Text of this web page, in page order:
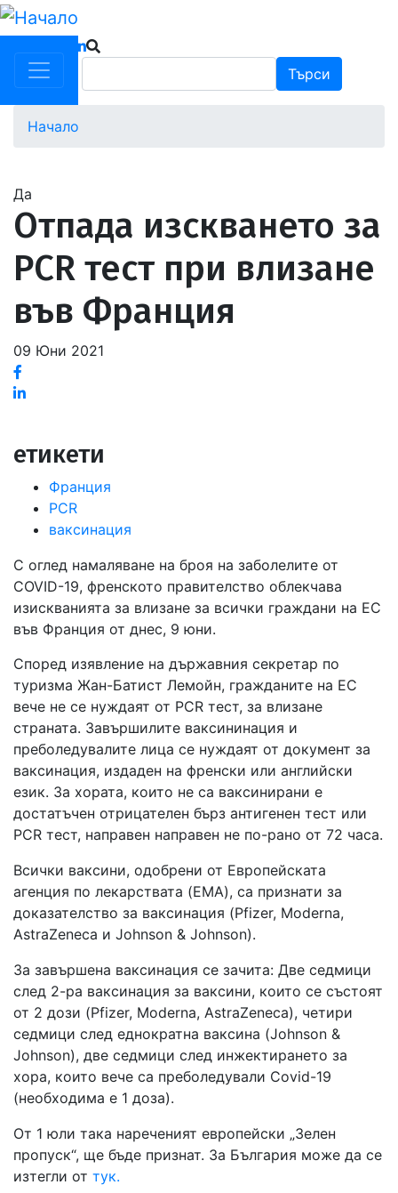
Премини
към
основното
съдържание
Търси
Начало
снимка
Да
Отпада изскването за
PCR тест при влизане
във Франция
09 Юни 2021
етикети
Франция
PCR
ваксинация
С оглед намаляване на броя на заболелите от
COVID-19, френското правителство облекчава
изискванията за влизане за всички граждани на ЕС
във Франция от днес, 9 юни.
Според изявление на държавния секретар по
туризма Жан-Батист Лемойн, гражданите на ЕС
вече не се нуждаят от PCR тест, за влизане
страната. Завършилите ваксининация и
преболедувалите лица се нуждаят от документ за
ваксинация, издаден на френски или английски
език. За хората, които не са ваксинирани е
достатъчен отрицателен бърз антигенен тест или
PCR тест, направен направен не по-рано от 72 часа.
Всички ваксини, одобрени от Европейската
агенция по лекарствата (EMA), са признати за
доказателство за ваксинация (Pfizer, Moderna,
AstraZeneca и Johnson & Johnson).
За завършена ваксинация се зачита: Две седмици
след 2-ра ваксинация за ваксини, които се състоят
от 2 дози (Pfizer, Moderna, AstraZeneca), четири
седмици след еднократна ваксина (Johnson &
Johnson), две седмици след инжектирането за
хора, които вече са преболедували Covid-19
(необходима е 1 доза).
От 1 юли така нареченият европейски „Зелен
пропуск“, ще бъде признат. За България може да се
изтегли от тук.